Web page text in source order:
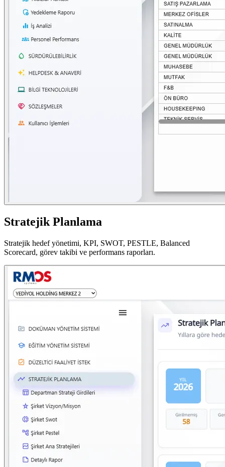
Stratejik Planlama
Stratejik hedef yönetimi, KPI, SWOT, PESTLE, Balanced
Scorecard, görev takibi ve performans raporları.